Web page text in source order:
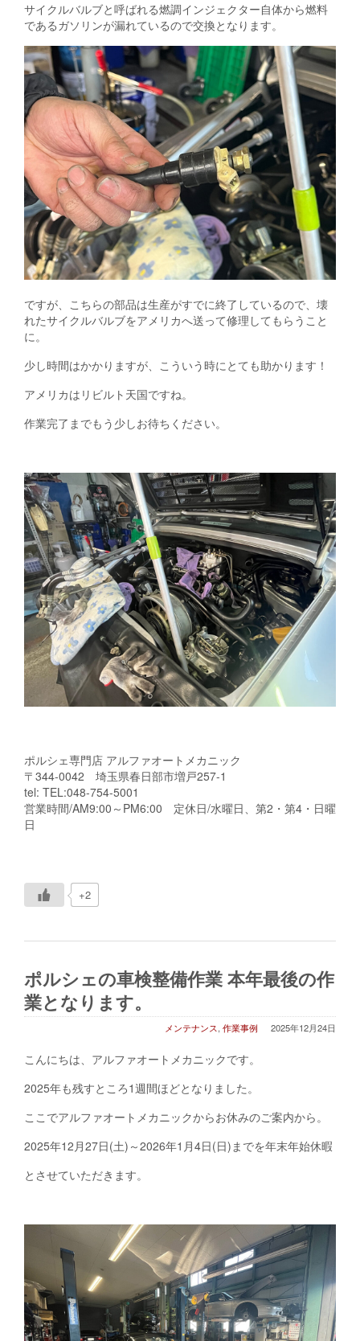
サイクルバルブと呼ばれる燃調インジェクター自体から燃料
であるガソリンが漏れているので交換となります。
ですが、こちらの部品は生産がすでに終了しているので、壊
れたサイクルバルブをアメリカへ送って修理してもらうこと
に。
少し時間はかかりますが、こういう時にとても助かります！
アメリカはリビルト天国ですね。
作業完了までもう少しお待ちください。
ポルシェ専門店 アルファオートメカニック
〒344-0042 埼玉県春日部市増戸257-1
tel: TEL:048-754-5001
営業時間/AM9:00～PM6:00 定休日/水曜日、第2・第4・日曜
日
+2
ポルシェの車検整備作業 本年最後の作
業となります。
2025年12月24日
メンテナンス, 作業事例
こんにちは、アルファオートメカニックです。
2025年も残すところ1週間ほどとなりました。
ここでアルファオートメカニックからお休みのご案内から。
2025年12月27日(土)～2026年1月4日(日)までを年末年始休暇
とさせていただきます。